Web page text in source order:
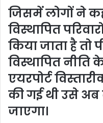
जिसमें लोगों ने
विस्थापित
किया जाता है तो
विस्थापित नीति
एयरपोर्ट
की गई थी उसे अब
जाएगा।